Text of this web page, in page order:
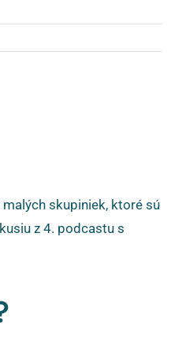
skupiniek, ktoré sú
z 4. podcastu s